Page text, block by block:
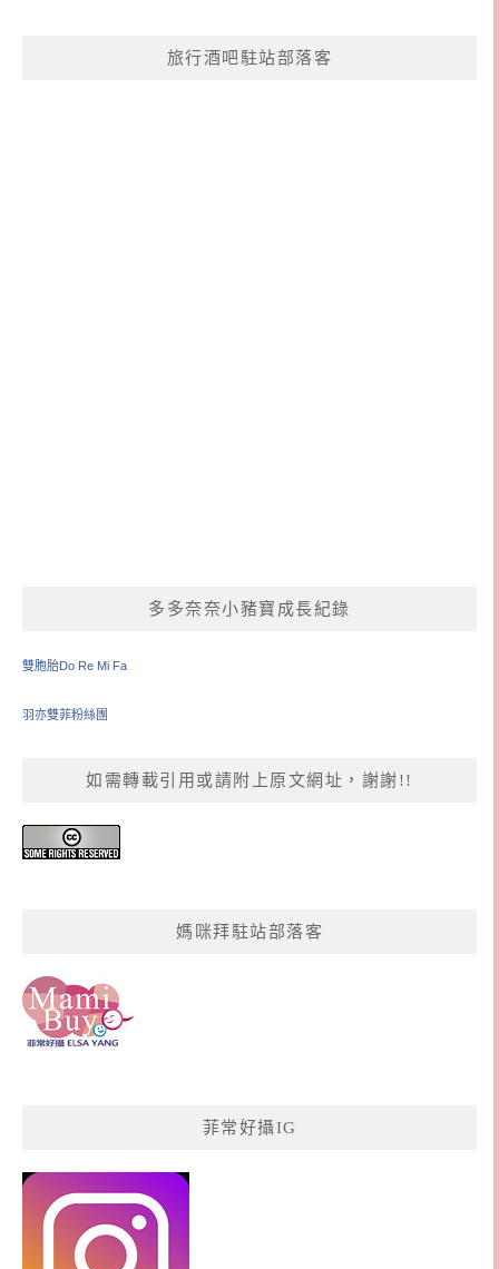
旅行酒吧駐站部落客
多多奈奈小豬寶成長紀錄
雙胞胎Do Re Mi Fa
羽亦雙菲粉絲團
如需轉載引用或請附上原文網址，謝謝!!
媽咪拜駐站部落客
菲常好攝IG